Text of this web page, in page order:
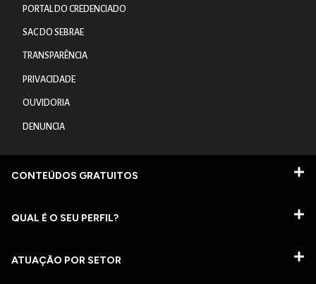
PORTAL DO CREDENCIADO
SAC DO SEBRAE
TRANSPARÊNCIA
PRIVACIDADE
OUVIDORIA
DENUNCIA
CONTEÚDOS GRATUITOS
QUAL É O SEU PERFIL?
ATUAÇÃO POR SETOR